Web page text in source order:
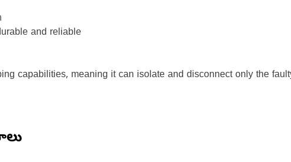
and reliable
capabilities, meaning it can isolate and disconnect only the